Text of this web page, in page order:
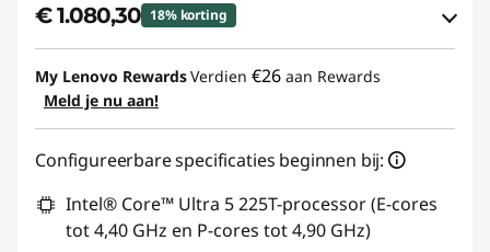
€ 1.080,30 18% korting
eCoupon-besparingen :-€ 248,71
eCoupon gebruiken :
My Lenovo RewardsVerdien €26 aan Rewards
Meld je nu aan!
Configureerbare specificaties beginnen bij:
Intel® Core™ Ultra 5 225T-processor (E-cores
tot 4,40 GHz en P-cores tot 4,90 GHz)